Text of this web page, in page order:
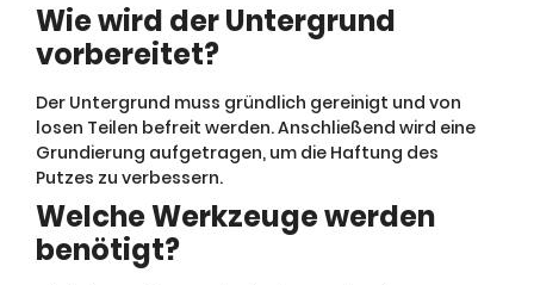
Wie wird der Untergrund
vorbereitet?
Der Untergrund muss gründlich gereinigt und von
losen Teilen befreit werden. Anschließend wird eine
Grundierung aufgetragen, um die Haftung des
Putzes zu verbessern.
Welche Werkzeuge werden
benötigt?